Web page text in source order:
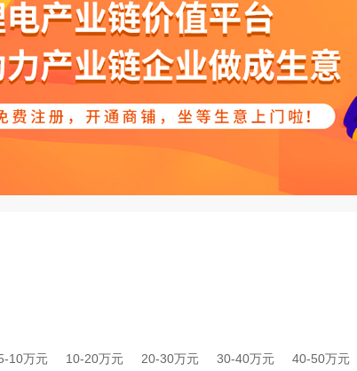
10万元 10-20万元 20-30万元 30-40万元 40-50万元